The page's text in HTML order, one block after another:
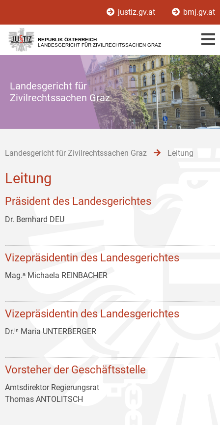
[1]
[2]
[3]
justiz.gv.at bmj.gv.at
REPUBLIK ÖSTERREICH
LANDESGERICHT FÜR ZIVILRECHTSSACHEN GRAZ
Landesgericht für
Zivilrechtssachen Graz
Landesgericht für Zivilrechtssachen Graz Leitung
Leitung
Präsident des Landesgerichtes
Dr. Bernhard DEU
Vizepräsidentin des Landesgerichtes
Mag.ᵃ Michaela REINBACHER
Vizepräsidentin des Landesgerichtes
Dr.ⁱⁿ Maria UNTERBERGER
Vorsteher der Geschäftsstelle
Amtsdirektor Regierungsrat
Thomas ANTOLITSCH